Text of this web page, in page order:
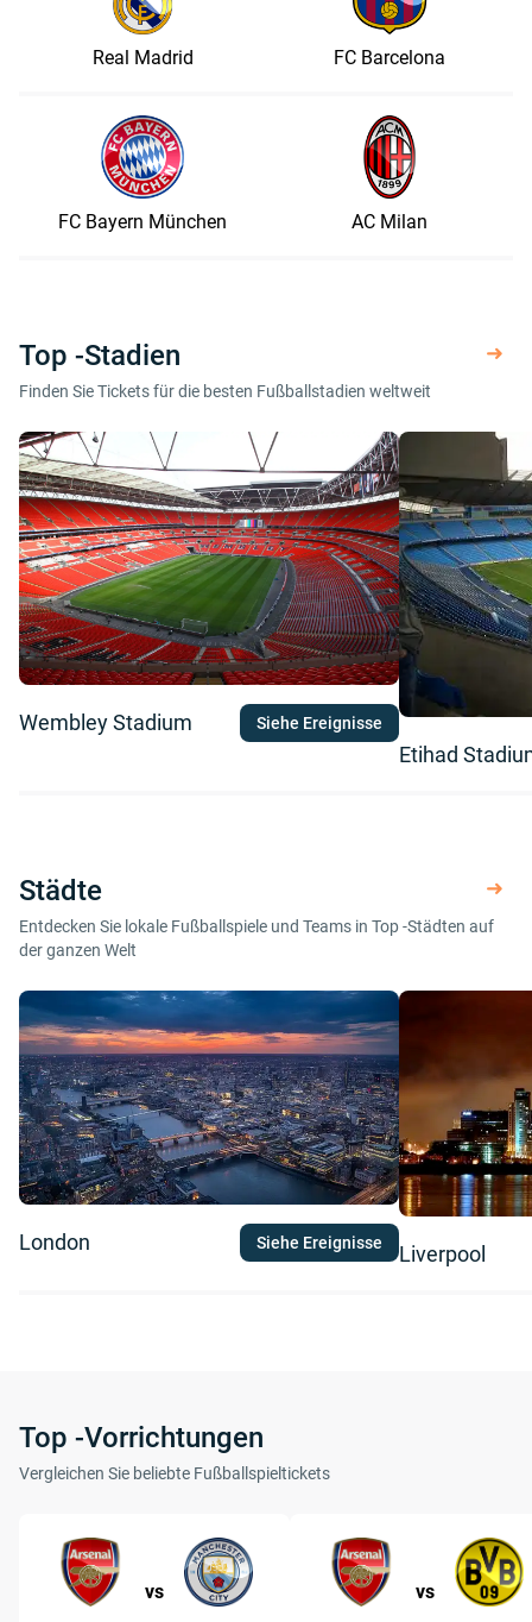
Real Madrid FC Barcelona
FC Bayern München AC Milan
Top -Stadien
Finden Sie Tickets für die besten Fußballstadien weltweit
Wembley Stadium Siehe Ereignisse
Etihad
Städte
Entdecken Sie lokale Fußballspiele und Teams in Top -Städten auf
der ganzen Welt
London Siehe Ereignisse Liverpool
Top -Vorrichtungen
Vergleichen Sie beliebte Fußballspieltickets
vs vs